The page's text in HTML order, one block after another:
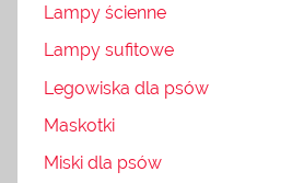
Lampy ścienne
Lampy sufitowe
Legowiska dla psów
Maskotki
Miski dla psów